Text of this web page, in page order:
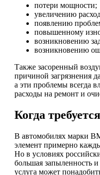
потери мощности;
увеличению
появлению
повышенному
возникновению
возникновению
Также засоренный
причиной загрязнения
а эти проблемы всегда
расходы на ремонт и
Когда
В автомобилях марки
элемент примерно
Но в условиях
большая запыленность
услуга может